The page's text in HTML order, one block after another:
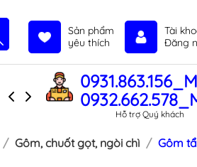
Sản phẩm
yêu thích
Tài
Đăng
Sản phẩm Tin tức Liên hệ
Hỗ trợ Quý khách
Gôm, chuốt gọt, ngòi chì
Gôm